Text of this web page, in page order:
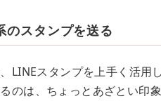
のスタンプを送る
LINEスタンプを上手く活用
のは、ちょっとあざとい印